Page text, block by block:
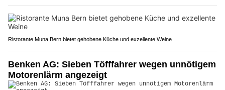
Ristorante Muna Bern bietet gehobene Küche und exzellente Weine
Benken AG: Sieben Töfffahrer wegen unnötigem
Motorenlärm angezeigt